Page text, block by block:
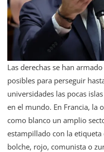
Las derechas se han
posibles para perseguir
universidades las pocas
en el mundo. En Francia, la
como blanco un amplio
estampillado con la etiqueta
bolche, rojo, comunista o